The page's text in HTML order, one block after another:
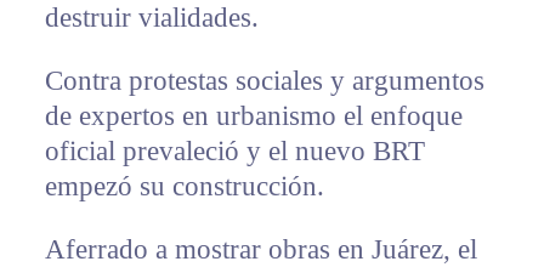
destruir vialidades.
Contra protestas sociales y argumentos
de expertos en urbanismo el enfoque
oficial prevaleció y el nuevo BRT
empezó su construcción.
Aferrado a mostrar obras en Juárez, el